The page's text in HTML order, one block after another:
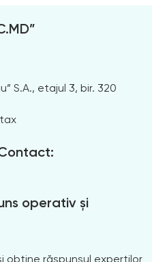
S.A., etajul 3, bir. 320
operativ și
obține răspunsul experților